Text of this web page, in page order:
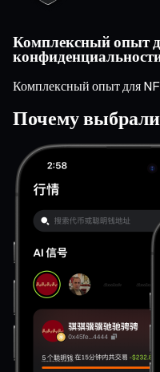
Комплексный опыт
Комплексный опыт для
Почему